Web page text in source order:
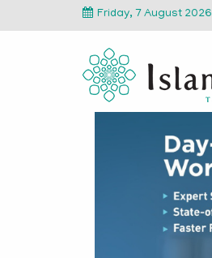
Friday, 7 August 2026